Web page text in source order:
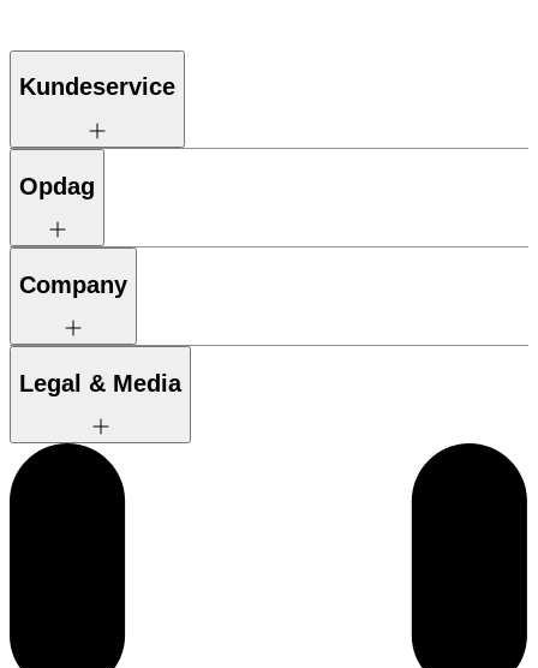
Kundeservice
Opdag
Company
Legal & Media